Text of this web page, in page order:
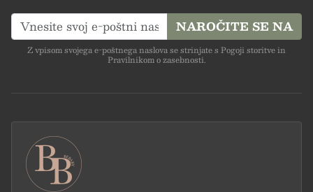
DIZAJN, VARNO IN
UGODNO
BREZPLAČNA
DOSTAVA PRI NAKUPU
NAROČITE SE NA
Z vpisom svojega e-poštnega naslova se strinjate s Pogoji storitve in
Pravilnikom o zasebnosti.